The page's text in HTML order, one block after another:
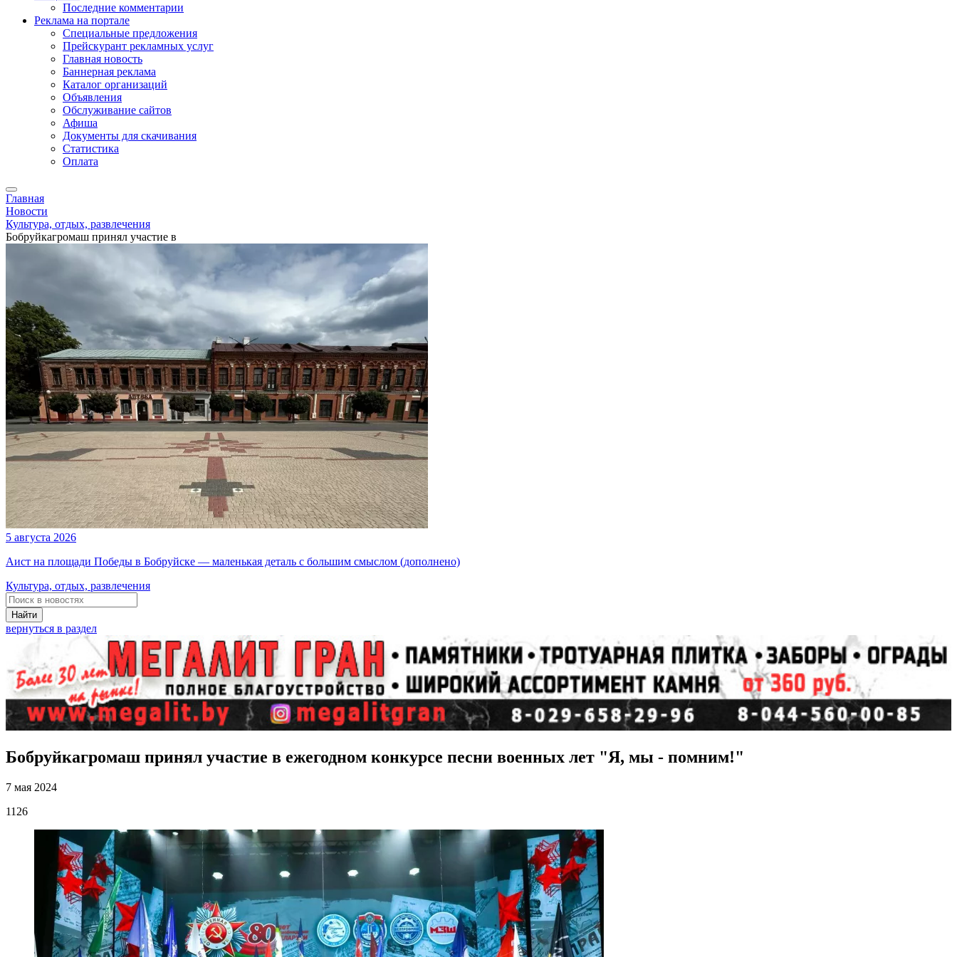
Последние комментарии
Реклама на портале
Специальные предложения
Прейскурант рекламных услуг
Главная новость
Баннерная реклама
Каталог организаций
Объявления
Обслуживание сайтов
Афиша
Документы для скачивания
Статистика
Оплата
Главная
Новости
Культура, отдых, развлечения
Бобруйкагромаш принял участие в
5 августа 2026
Аист на площади Победы в Бобруйске — маленькая деталь с большим смыслом (дополнено)
Культура, отдых, развлечения
Найти
вернуться в раздел
Бобруйкагромаш принял участие в ежегодном конкурсе песни военных лет "Я, мы - помним!"
7 мая 2024
1126